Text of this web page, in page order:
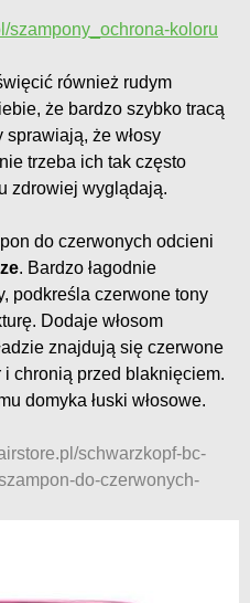
szampony_ochrona-koloru
również rudym
że bardzo szybko tracą
że włosy
trzeba ich tak często
zdrowiej wyglądają.
do czerwonych odcieni
. Bardzo łagodnie
podkreśla czerwone tony
Dodaje włosom
znajdują się czerwone
chronią przed blaknięciem.
domyka łuski włosowe.
schwarzkopf-bc-
do-czerwonych-